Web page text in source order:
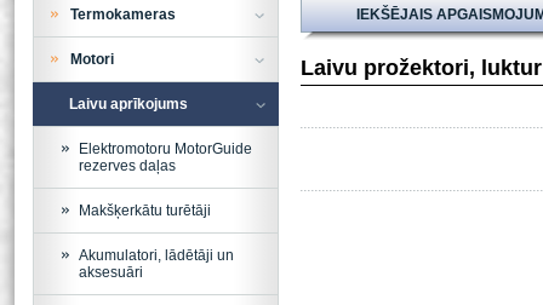
IEKŠĒJAIS
Laivu prožektori,
Termokameras
Motori
Laivu aprīkojums
Elektromotoru MotorGuide
rezerves daļas
Makšķerkātu turētāji
Akumulatori, lādētāji un
aksesuāri